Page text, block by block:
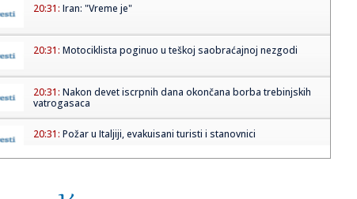
20:31: Iran: "Vreme je"
20:31: Motociklista poginuo u teškoj saobraćajnoj nezgodi
20:31: Nakon devet iscrpnih dana okončana borba trebinjskih
vatrogasaca
20:31: Požar u Italjiji, evakuisani turisti i stanovnici